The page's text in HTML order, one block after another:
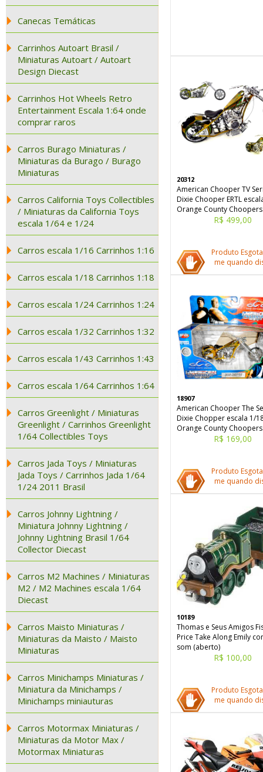
Canecas Temáticas
Carrinhos Autoart Brasil /
Miniaturas Autoart / Autoart
Design Diecast
Carrinhos Hot Wheels Retro
Entertainment Escala 1:64 onde
comprar raros
Carros Burago Miniaturas /
Miniaturas da Burago / Burago
Miniaturas
Carros California Toys Collectibles
/ Miniaturas da California Toys
escala 1/64 e 1/24
Carros escala 1/16 Carrinhos 1:16
Carros escala 1/18 Carrinhos 1:18
Carros escala 1/24 Carrinhos 1:24
Carros escala 1/32 Carrinhos 1:32
Carros escala 1/43 Carrinhos 1:43
Carros escala 1/64 Carrinhos 1:64
Carros Greenlight / Miniaturas
Greenlight / Carrinhos Greenlight
1/64 Collectibles Toys
Carros Jada Toys / Miniaturas
Jada Toys / Carrinhos Jada 1/64
1/24 2011 Brasil
Carros Johnny Lightning /
Miniatura Johnny Lightning /
Johnny Lightning Brasil 1/64
Collector Diecast
Carros M2 Machines / Miniaturas
M2 / M2 Machines escala 1/64
Diecast
Carros Maisto Miniaturas /
Miniaturas da Maisto / Maisto
Miniaturas
Carros Minichamps Miniaturas /
Miniatura da Minichamps /
Minichamps miniauturas
Carros Motormax Miniaturas /
Miniaturas da Motor Max /
Motormax Miniaturas
20312
American Chooper TV
Dixie Chooper ERTL
Orange County Choopers
R$ 499,00
Produto
me quando
18907
American Chooper The
Dixie Chopper escala 1/
Orange County Choopers
R$ 169,00
Produto
me quando
10189
Thomas e Seus Amigos
Price Take Along Emily
som (aberto)
R$ 100,00
Produto
me quando